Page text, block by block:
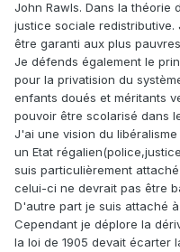
John Rawls. Dans la
justice sociale redistributive.
être garanti aux plus
Je défends également le
pour la privatision du
enfants doués et méritants
pouvoir être scolarisé dans
J'ai une vision du
un Etat
suis particulièrement
celui-ci ne devrait pas être
D'autre part je suis attaché
Cependant je déplore la
la loi de 1905 devait écarter